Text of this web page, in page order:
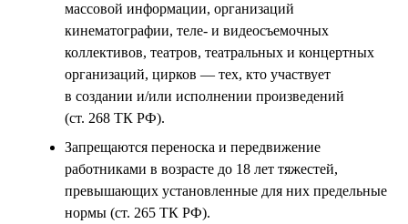
массовой информации, организаций
кинематографии, теле- и видеосъемочных
коллективов, театров, театральных и концертных
организаций, цирков — тех, кто участвует
в создании и/или исполнении произведений
(ст. 268 ТК РФ).
Запрещаются переноска и передвижение
работниками в возрасте до 18 лет тяжестей,
превышающих установленные для них предельные
нормы (ст. 265 ТК РФ).